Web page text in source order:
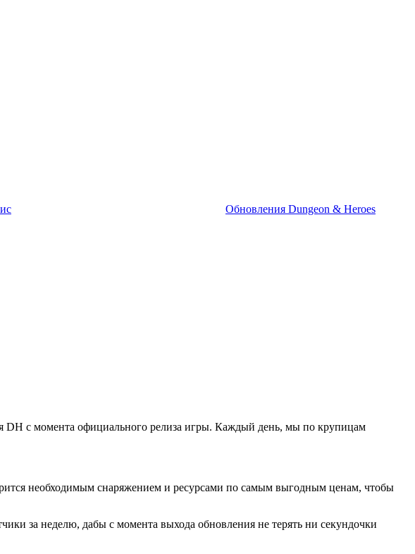
Обновления Dungeon & Heroes
DH с момента официального релиза игры. Каждый день, мы по крупицам
необходимым снаряжением и ресурсами по самым выгодным ценам, чтобы
за неделю, дабы с момента выхода обновления не терять ни секундочки